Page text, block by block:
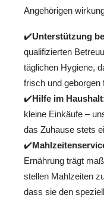
Angehörigen
✔️Unterstützung
qualifizierten
täglichen Hygiene,
frisch und geborgen
✔️Hilfe im
kleine Einkäufe –
das Zuhause stets
✔️
Ernährung trägt
stellen Mahlzeiten
dass sie den